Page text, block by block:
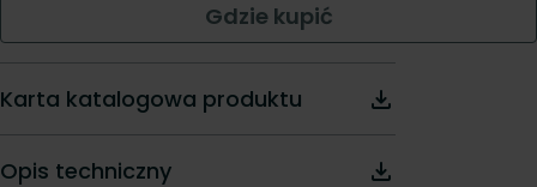
Gdzie kupić
Karta katalogowa produktu
Opis techniczny